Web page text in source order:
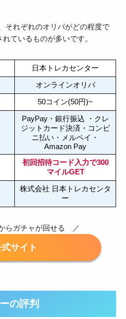
それぞれのオリパがどの程度で
ているものが多いです。
日本トレカセンター
オンラインオリパ
50コイン(50円)~
PayPay・銀行振込 ・クレ
ジットカード決済・コンビ
ニ払い・メルペイ・
Amazon Pay
初回招待コード入力で300
マイルGET
株式会社 日本トレカセンタ
ー
らガチャが回せる ／
の評判